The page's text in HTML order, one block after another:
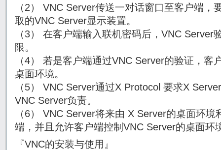
（2） VNC Server传送一对话窗口至客户端，
取的VNC Server显示装置。
（3） 在客户端输入联机密码后，VNC Server
限。
（4） 若是客户端通过VNC Server的验证，客
桌面环境。
（5） VNC Server通过X Protocol 要求X
VNC Server负责。
（6） VNC Server将来由 X Server的桌面环
端，并且允许客户端控制VNC Server的桌面环
『VNC的安装与使用』